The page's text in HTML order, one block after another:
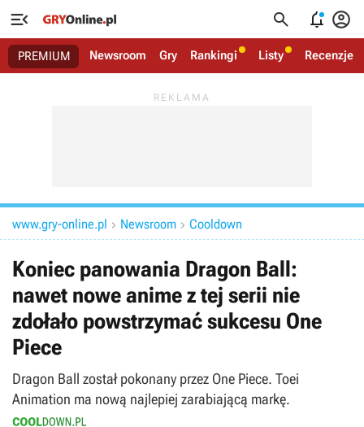
   
PREMIUM Newsroom Gry Rankingi Listy Recenzje
www.gry-online.pl  Newsroom  Cooldown
Koniec panowania Dragon Ball:
nawet nowe anime z tej serii nie
zdołało powstrzymać sukcesu One
Piece
Dragon Ball został pokonany przez One Piece. Toei
Animation ma nową najlepiej zarabiającą markę.